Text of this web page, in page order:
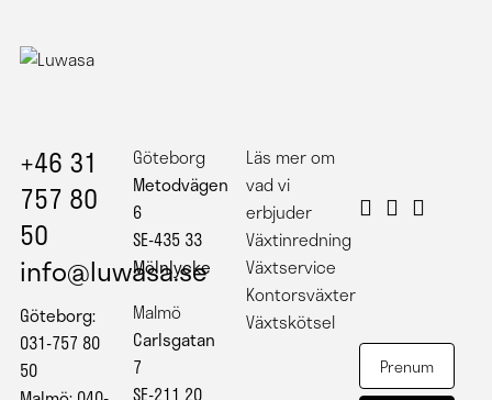
+46 31
757 80
50
info@luwasa.se
Göteborg:
031-757 80
50
Göteborg
Metodvägen
6
SE-435 33
Mölnlycke
Malmö
Carlsgatan
7
SE-211 20
Läs mer om
vad vi
erbjuder
Växtinredning
Växtservice
Kontorsväxter
Växtskötsel